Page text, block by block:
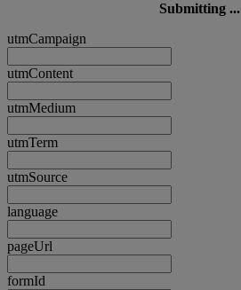
Submitting ...
utmCampaign
utmContent
utmMedium
utmTerm
utmSource
language
pageUrl
formId